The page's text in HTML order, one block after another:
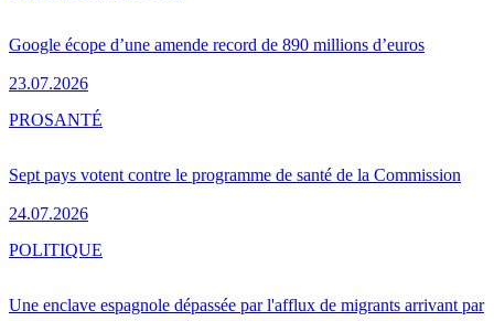
Google écope d’une amende record de 890 millions d’euros
23.07.2026
Sept pays votent contre le programme de santé de la Commission
24.07.2026
PROSANTÉ
Une enclave espagnole dépassée par l'afflux de migrants arrivant par
POLITIQUE